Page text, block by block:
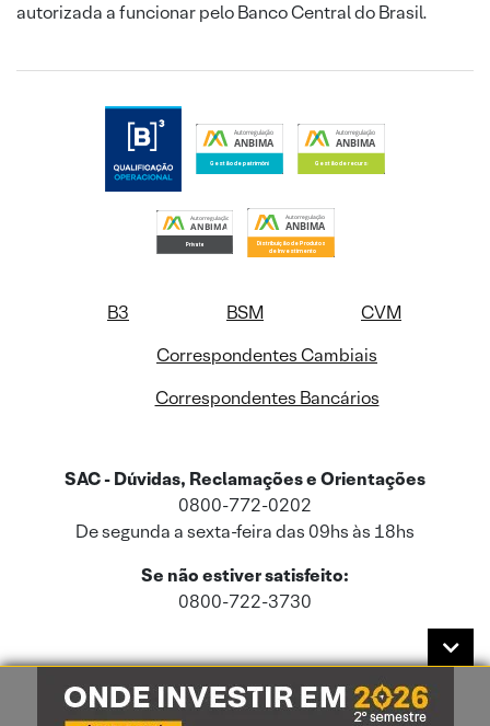
autorizada a funcionar pelo Banco Central do Brasil.
B3 BSM
CVM
Correspondentes Cambiais
Correspondentes Bancários
SAC - Dúvidas, Reclamações e Orientações
0800-772-0202
De segunda a sexta-feira das 09hs às 18hs
Se não estiver satisfeito:
0800-722-3730
Este site usa cookies e dados pessoais de acordo com a nossaPolítica de
Cookies
e a nossaPolítica de Privacidade.